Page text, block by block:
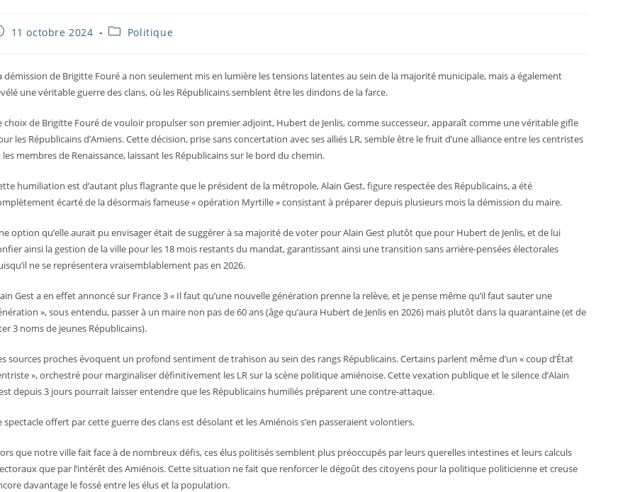
11 octobre 2024
PostPolitique
démission de Brigitte Fouré a non seulement mis en lumière les tensions latentes au sein de la majorité municipale, mais a également
une véritable guerre des clans, où les Républicains semblent être les dindons de la farce.
choix de Brigitte Fouré de vouloir propulser son premier adjoint, Hubert de Jenlis, comme successeur, apparaît comme une véritable gifle
les Républicains d’Amiens. Cette décision, prise sans concertation avec ses alliés LR, semble être le fruit d’une alliance entre les centristes
les membres de Renaissance, laissant les Républicains sur le bord du chemin.
humiliation est d’autant plus flagrante que le président de la métropole, Alain Gest, figure respectée des Républicains, a été
écarté de la désormais fameuse « opération Myrtille » consistant à préparer depuis plusieurs mois la démission du maire.
option qu’elle aurait pu envisager était de suggérer à sa majorité de voter pour Alain Gest plutôt que pour Hubert de Jenlis, et de lui
ainsi la gestion de la ville pour les 18 mois restants du mandat, garantissant ainsi une transition sans arrière-pensées électorales
ne se représentera vraisemblablement pas en 2026.
Gest a en effet annoncé sur France 3 « Il faut qu’une nouvelle génération prenne la relève, et je pense même qu’il faut sauter une
», sous entendu, passer à un maire non pas de 60 ans (âge qu’aura Hubert de Jenlis en 2026) mais plutôt dans la quarantaine (et de
3 noms de jeunes Républicains).
sources proches évoquent un profond sentiment de trahison au sein des rangs Républicains. Certains parlent même d’un « coup d’État
», orchestré pour marginaliser définitivement les LR sur la scène politique amiénoise. Cette vexation publique et le silence d’Alain
depuis 3 jours pourrait laisser entendre que les Républicains humiliés préparent une contre-attaque.
spectacle offert par cette guerre des clans est désolant et les Amiénois s’en passeraient volontiers.
que notre ville fait face à de nombreux défis, ces élus politisés semblent plus préoccupés par leurs querelles intestines et leurs calculs
que par l’intérêt des Amiénois. Cette situation ne fait que renforcer le dégoût des citoyens pour la politique politicienne et creuse
davantage le fossé entre les élus et la population.